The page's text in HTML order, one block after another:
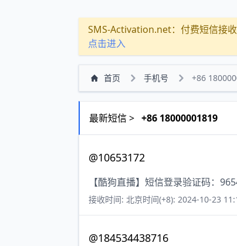
SMS-Activation.net：付费短信接
点击进入
首页 手机号 +86
最新短信 > +86 18000001819
@10653172
【酷狗直播】短信登录验证码：
接收时间: 北京时间(+8): 2024-10-23
@184534438716